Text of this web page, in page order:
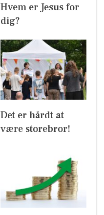
Hvem er Jesus for
dig?
Det er hårdt at
være storebror!